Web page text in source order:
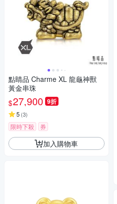
點睛品 Charme XL 龍龜神獸
黃金串珠
$27,900 9折
5 (3)
限時下殺 券
加入購物車